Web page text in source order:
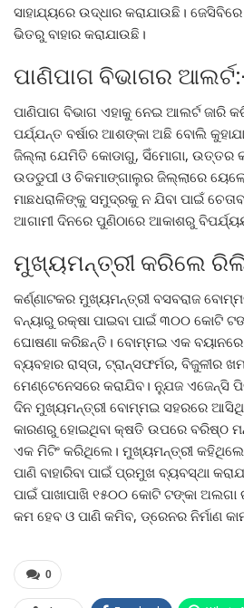
ସାହାଯ୍ୟରେ ଉଦ୍ଧାର କରାଯାଉଛି।
ଭିତରୁ ବାହାର କରାଯାଉଛି।
ପାଣିପାଗ ବିଭାଗର
ପାଣିପାଗ ବିଭାଗ ଏହାକୁ ନେଇ ଆଲର୍ଟ ଜାରି
ପର୍ଯ୍ଯନ୍ତ ବର୍ଷାର ଆଶଙ୍କା ଅଛି ବୋଲି
ଜିଲ୍ଲା ଯେମିତି କୋଡାଗୁ, ସିଁମୋଗା, ଉତ୍ତର
ଉଡଡୁପୀ ଓ ଚିକମାଙ୍ଗାଲୁର ଜିଲ୍ଲାରେ ୟେଲୋ
ମାଛଧରାଳିଙ୍କୁ ସମୁଦ୍ରକୁ ନ ଯିବା ପାଇଁ
ଆଗାମୀ ଦିନରେ ପୁଣିଠାରେ ଆକାଶରୁ
ମୁଖ୍ୟମନ୍ତ୍ରୀ କରିଲେ
କର୍ଣ୍ଣାଟକର ମୁଖ୍ୟମନ୍ତ୍ରୀ ବସବରାଜ
ବନ୍ୟାରୁ ରକ୍ଷା ପାଇବା ପାଇଁ ୩୦୦ କୋଟି
ଘୋଷଣା କରିଛନ୍ତି। ବୋମ୍ମଇ ଏକ
ବ୍ୟବହାର ରାସ୍ତା, ଟ୍ରାନ୍ସଫର୍ମର, ବିଜୁଳୀର
ମେଣ୍ଟେନେସରେ କରାଯିବ। ନ୍ଯୁଜ ଏଜେନ୍ସି
ଦିନ ମୁଖ୍ୟମନ୍ତ୍ରୀ ବୋମ୍ମଇ ସହରରେ
କାରଣରୁ ହୋଇଥିବା କ୍ଷତି ଉପରେ ବରିଷ୍ଠ
ଏକ ମିଟିଂ କରିଥିଲେ। ମୁଖ୍ୟମନ୍ତ୍ରୀ
ପାଣି ବାହାରିବା ପାଇଁ ପ୍ରମୁଖ ବ୍ୟବସ୍ଥା
ପାଇଁ ପାଖାପାଖି ୧୫୦୦ କୋଟି ଟଙ୍କା ଅଲଗା
କମ ହେବ ଓ ପାଣି କମିବ, ଡ୍ରେନର ନିର୍ମାଣ
0